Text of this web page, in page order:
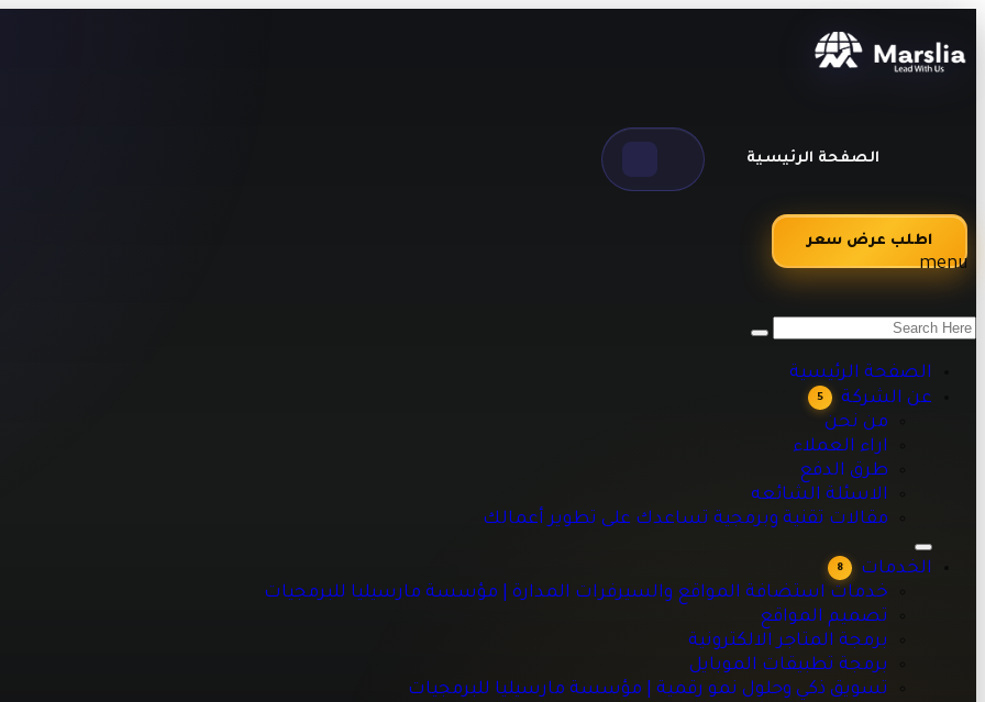
الصفحة الرئيسية
اراء العملاء
الاسئلة الشائعه
مقالات تقنية وبرمجية تساعدك على تطوير أعمالك
خدمات استضافة المواقع والسيرفرات المدارة | مؤسسة مارسيليا للبرمجيات
برمجة المتاجر الالكترونية
برمجة تطبيقات الموبايل
تسويق ذكي وحلول نمو رقمية | مؤسسة مارسيليا للبرمجيات
تحسين محركات البحث seo
خدمات تصميم موشن جرافيك احترافي | مؤسسة مارسيليا للبرمجيات
تصميم هويات تجارية وبناء براند احترافي | مؤسسة مارسيليا للبرمجيات
اطلب عرض سعر
menu
الصفحة الرئيسية
عن الشركة
5
من نحن
اراء العملاء
طرق الدفع
الاسئلة الشائعه
مقالات تقنية وبرمجية تساعدك على تطوير أعمالك
الخدمات 8
خدمات استضافة المواقع والسيرفرات المدارة | مؤسسة مارسيليا للبرمجيات
تصميم المواقع
برمجة المتاجر الالكترونية
برمجة تطبيقات الموبايل
تسويق ذكي وحلول نمو رقمية | مؤسسة مارسيليا للبرمجيات